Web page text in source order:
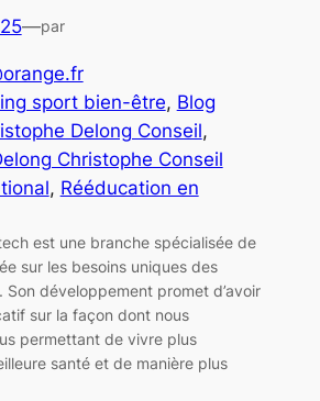
—par
sport bien-être, Blog
Delong Conseil
Christophe Conseil
, Rééducation en
est une branche spécialisée de
sur les besoins uniques des
Son développement promet d’avoir
sur la façon dont nous
permettant de vivre plus
santé et de manière plus